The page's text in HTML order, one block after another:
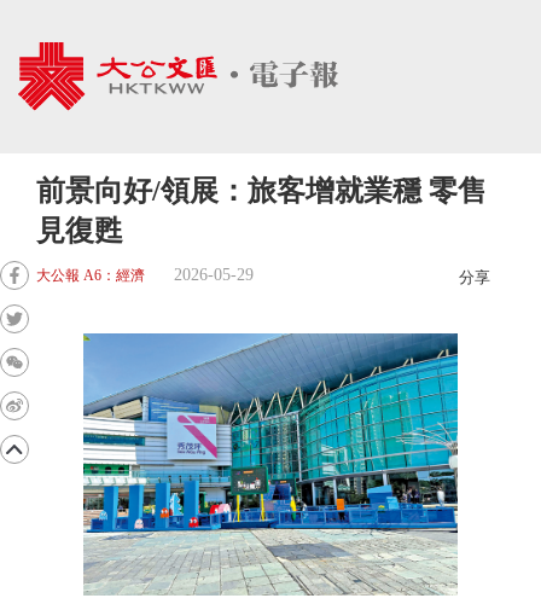
前景向好/領展：旅客增就業穩 零售
見復甦
大公報 A6：經濟 2026-05-29 分享